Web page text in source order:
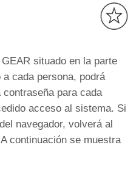
situado en la parte
cada persona, podrá
para cada
acceso al sistema. Si
navegador, volverá al
continuación se muestra